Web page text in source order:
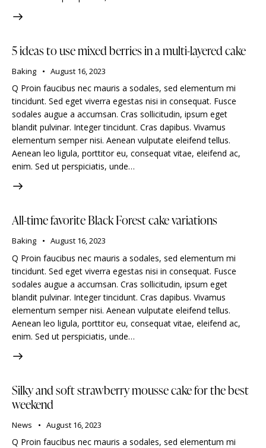
5 ideas to use mixed berries in a multi-layered cake
Baking August 16, 2023
Q Proin faucibus nec mauris a sodales, sed elementum mi
tincidunt. Sed eget viverra egestas nisi in consequat. Fusce
sodales augue a accumsan. Cras sollicitudin, ipsum eget
blandit pulvinar. Integer tincidunt. Cras dapibus. Vivamus
elementum semper nisi. Aenean vulputate eleifend tellus.
Aenean leo ligula, porttitor eu, consequat vitae, eleifend ac,
enim. Sed ut perspiciatis, unde…
All-time favorite Black Forest cake variations
Baking August 16, 2023
Q Proin faucibus nec mauris a sodales, sed elementum mi
tincidunt. Sed eget viverra egestas nisi in consequat. Fusce
sodales augue a accumsan. Cras sollicitudin, ipsum eget
blandit pulvinar. Integer tincidunt. Cras dapibus. Vivamus
elementum semper nisi. Aenean vulputate eleifend tellus.
Aenean leo ligula, porttitor eu, consequat vitae, eleifend ac,
enim. Sed ut perspiciatis, unde…
Silky and soft strawberry mousse cake for the best
weekend
News August 16, 2023
Q Proin faucibus nec mauris a sodales, sed elementum mi